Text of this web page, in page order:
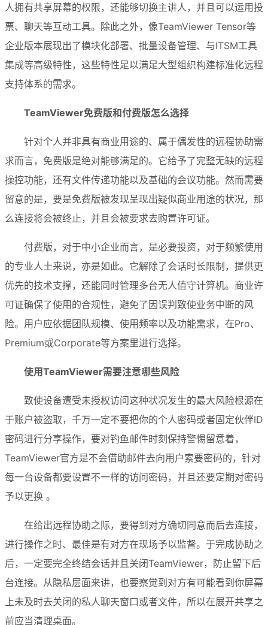
人拥有共享屏幕的权限，还能够切换主讲人，并且可以运用投
票、聊天等互动工具。除此之外，像TeamViewer Tensor等
企业版本展现出了模块化部署、批量设备管理、与ITSM工具
集成等高级特性，这些特性足以满足大型组织构建标准化远程
支持体系的需求。
TeamViewer免费版和付费版怎么选择
针对个人并非具有商业用途的、属于偶发性的远程协助需
求而言，免费版是绝对能够满足的。它给予了完整无缺的远程
操控功能，还有文件传递功能以及基础的会议功能。然而需要
留意的是，要是免费版被发现呈现出疑似商业用途的状况，那
么连接将会被终止，并且会被要求去购置许可证。
付费版，对于中小企业而言，是必要投资，对于频繁使用
的专业人士来说，亦是如此。它解除了会话时长限制，提供更
优先的技术支撑，还能同时管理多台无人值守计算机。商业许
可证确保了使用的合规性，避免了因误判致使业务中断的风
险。用户应依据团队规模、使用频率以及功能需求，在Pro、
Premium或Corporate等方案里进行选择。
使用TeamViewer需要注意哪些风险
致使设备遭受未授权访问这种状况发生的最大风险根源在
于账户被盗取，千万一定不要把你的个人密码或者固定伙伴ID
密码进行分享操作，要对钓鱼邮件时刻保持警惕留意着，
TeamViewer官方是不会借助邮件去向用户索要密码的，针对
每一台设备都要设置不一样的访问密码，并且还要定期对密码
予以更换 。
在给出远程协助之际，要得到对方确切同意而后去连接，
进行操作之时、最佳是有对方在现场予以监督。于完成协助之
后，一定要完全终结会话并且关闭TeamViewer，防止留下后
台连接。从隐私层面来讲，也要察觉到对方有可能看到你屏幕
上未及时去关闭的私人聊天窗口或者文件，所以在展开共享之
前应当清理桌面。